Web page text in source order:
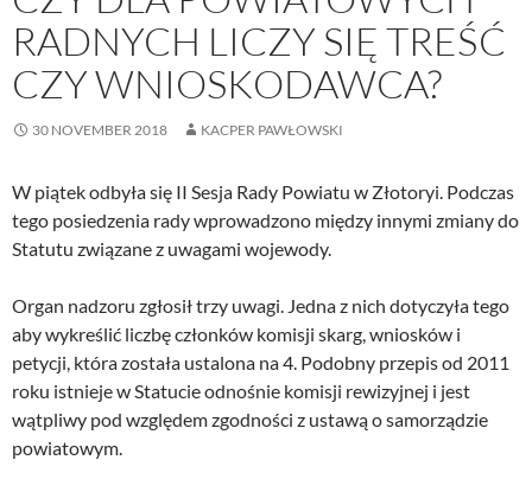
RADNYCH LICZY SIĘ TREŚĆ
CZY WNIOSKODAWCA?
30 NOVEMBER 2018 KACPER PAWŁOWSKI
W piątek odbyła się II Sesja Rady Powiatu w Złotoryi. Podczas
tego posiedzenia rady wprowadzono między innymi zmiany do
Statutu związane z uwagami wojewody.
Organ nadzoru zgłosił trzy uwagi. Jedna z nich dotyczyła tego
aby wykreślić liczbę członków komisji skarg, wniosków i
petycji, która została ustalona na 4. Podobny przepis od 2011
roku istnieje w Statucie odnośnie komisji rewizyjnej i jest
wątpliwy pod względem zgodności z ustawą o samorządzie
powiatowym.